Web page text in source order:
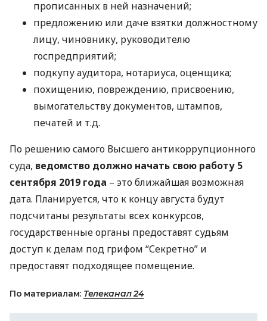
прописанных в ней назначений;
предложению или даче взятки должностному
лицу, чиновнику, руководителю
госпредприятий;
подкупу аудитора, нотариуса, оценщика;
похищению, повреждению, присвоению,
вымогательству документов, штампов,
печатей и т.д.
По решению самого Высшего антикоррупционного
суда, ведомство должно начать свою работу 5
сентября 2019 года – это ближайшая возможная
дата. Планируется, что к концу августа будут
подсчитаны результаты всех конкурсов,
государственные органы предоставят судьям
доступ к делам под грифом “Секретно” и
предоставят подходящее помещение.
По материалам: Телеканал 24